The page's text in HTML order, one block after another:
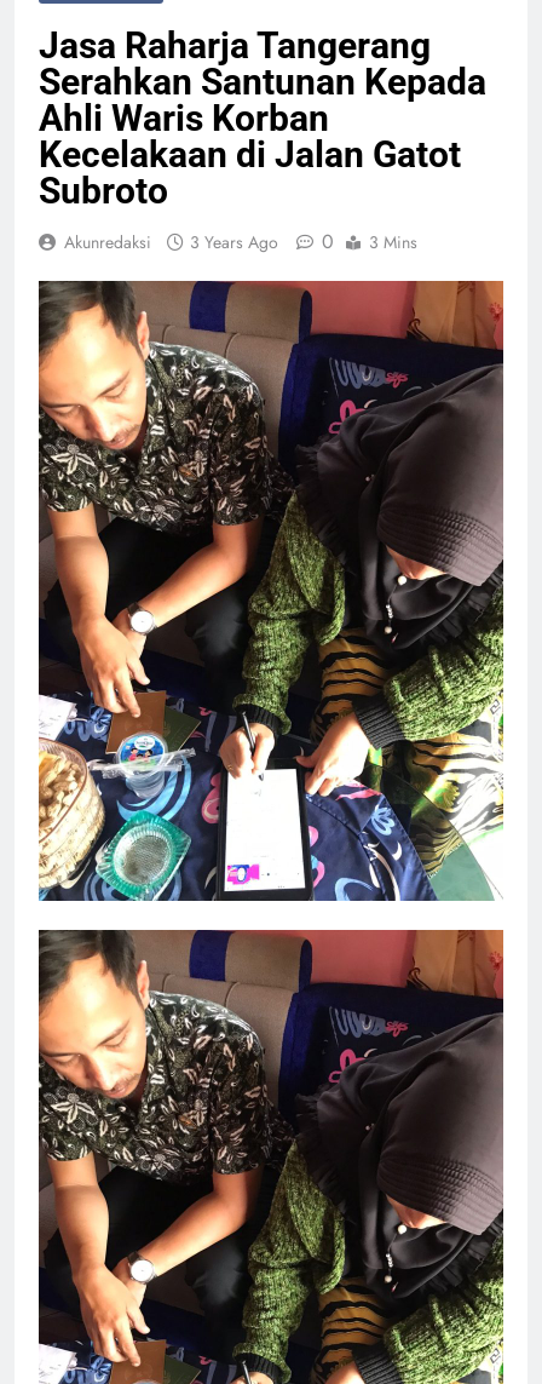
Jasa Raharja Tangerang
Serahkan Santunan Kepada
Ahli Waris Korban
Kecelakaan di Jalan Gatot
Subroto
Akunredaksi 3 Years Ago 0 3 Mins